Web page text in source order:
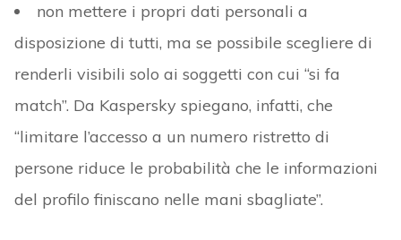
non mettere i propri dati personali a
disposizione di tutti, ma se possibile scegliere di
renderli visibili solo ai soggetti con cui “si fa
match”. Da Kaspersky spiegano, infatti, che
“limitare l’accesso a un numero ristretto di
persone riduce le probabilità che le informazioni
del profilo finiscano nelle mani sbagliate”.